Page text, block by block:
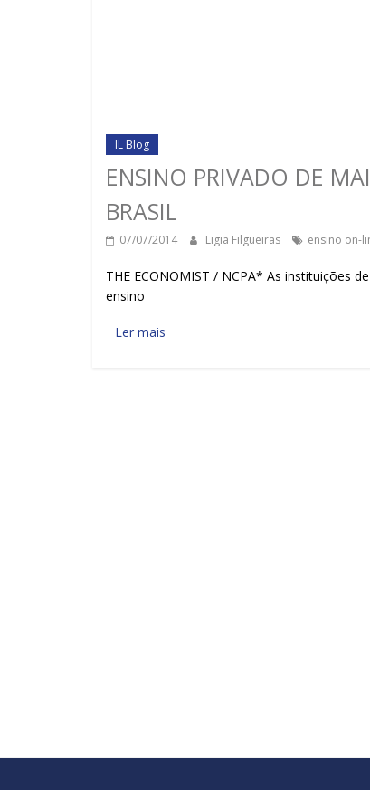
IL Blog
ENSINO PRIVADO DE
BRASIL
07/07/2014 Ligia Filgueiras ensino on-
THE ECONOMIST / NCPA* As instituições
ensino
Ler mais